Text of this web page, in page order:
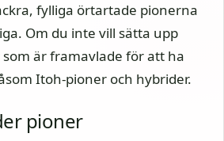
fylliga örtartade pionerna
Om du inte vill sätta upp
är framavlade för att ha
Itoh-pioner och hybrider.
pioner